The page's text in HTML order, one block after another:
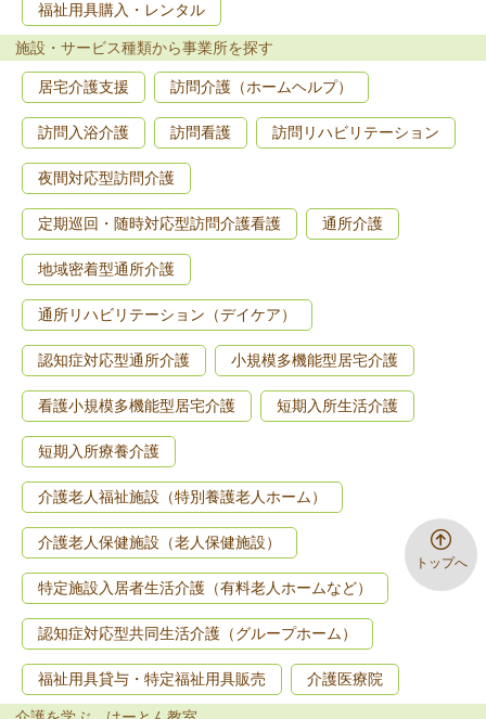
トップへ
福祉用具購入・レンタル
施設・サービス種類から事業所を探す
居宅介護支援 訪問介護（ホームヘルプ）
訪問入浴介護 訪問看護 訪問リハビリテーション
夜間対応型訪問介護
定期巡回・随時対応型訪問介護看護 通所介護
地域密着型通所介護
通所リハビリテーション（デイケア）
認知症対応型通所介護 小規模多機能型居宅介護
看護小規模多機能型居宅介護 短期入所生活介護
短期入所療養介護
介護老人福祉施設（特別養護老人ホーム）
介護老人保健施設（老人保健施設）
特定施設入居者生活介護（有料老人ホームなど）
認知症対応型共同生活介護（グループホーム）
福祉用具貸与・特定福祉用具販売 介護医療院